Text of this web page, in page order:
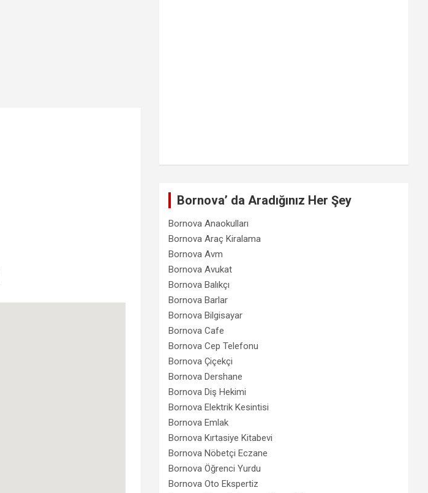
Bornova’ da Aradığınız Her Şey
Bornova Anaokulları
Bornova Araç Kiralama
Bornova Avm
Bornova Avukat
Bornova Balıkçı
Bornova Barlar
Bornova Bilgisayar
Bornova Cafe
Bornova Cep Telefonu
Bornova Çiçekçi
Bornova Dershane
Bornova Diş Hekimi
Bornova Elektrik Kesintisi
Bornova Emlak
Bornova Kırtasiye Kitabevi
Bornova Nöbetçi Eczane
Bornova Öğrenci Yurdu
Bornova Oto Ekspertiz